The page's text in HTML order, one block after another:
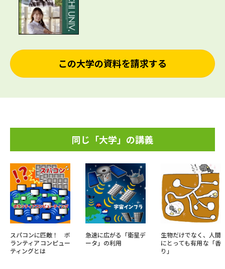
この大学の資料を請求する
同じ「大学」の講義
スパコンに匹敵！ ボ
ランティアコンピュー
ティングとは
急速に広がる「衛星デ
ータ」の利用
生物だけでなく、人間
にとっても有用な「香
り」